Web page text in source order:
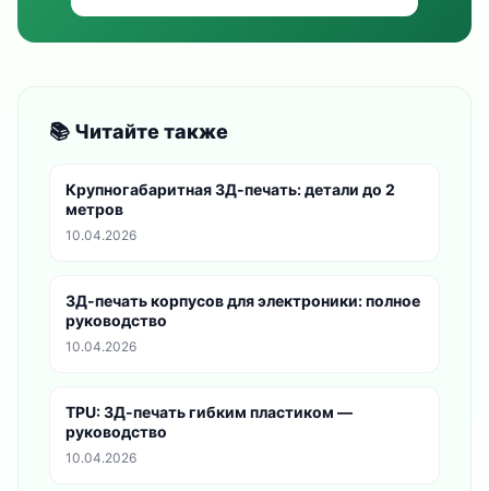
📚 Читайте также
Крупногабаритная 3Д-печать: детали до 2
метров
10.04.2026
3Д-печать корпусов для электроники: полное
руководство
10.04.2026
TPU: 3Д-печать гибким пластиком —
руководство
10.04.2026